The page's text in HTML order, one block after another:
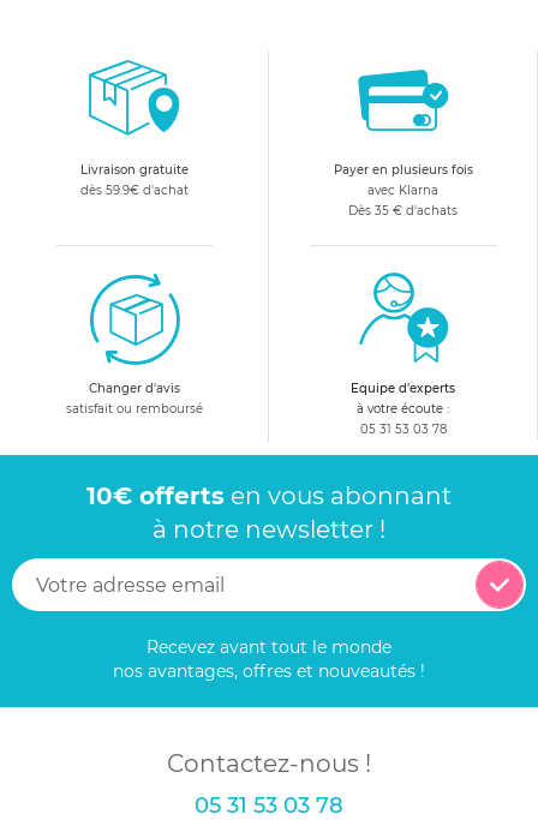
Livraison gratuite
dès 59.9€ d'achat
Payer en plusieurs fois
avec Klarna
Dès 35 € d'achats
Changer d'avis
satisfait ou remboursé
Equipe d'experts
à votre écoute :
05 31 53 03 78
10€ offerts en vous abonnant
à notre newsletter !
Recevez avant tout le monde
nos avantages, offres et nouveautés !
Contactez-nous !
05 31 53 03 78